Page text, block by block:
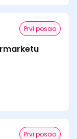
Prvi posao
Prvi posao